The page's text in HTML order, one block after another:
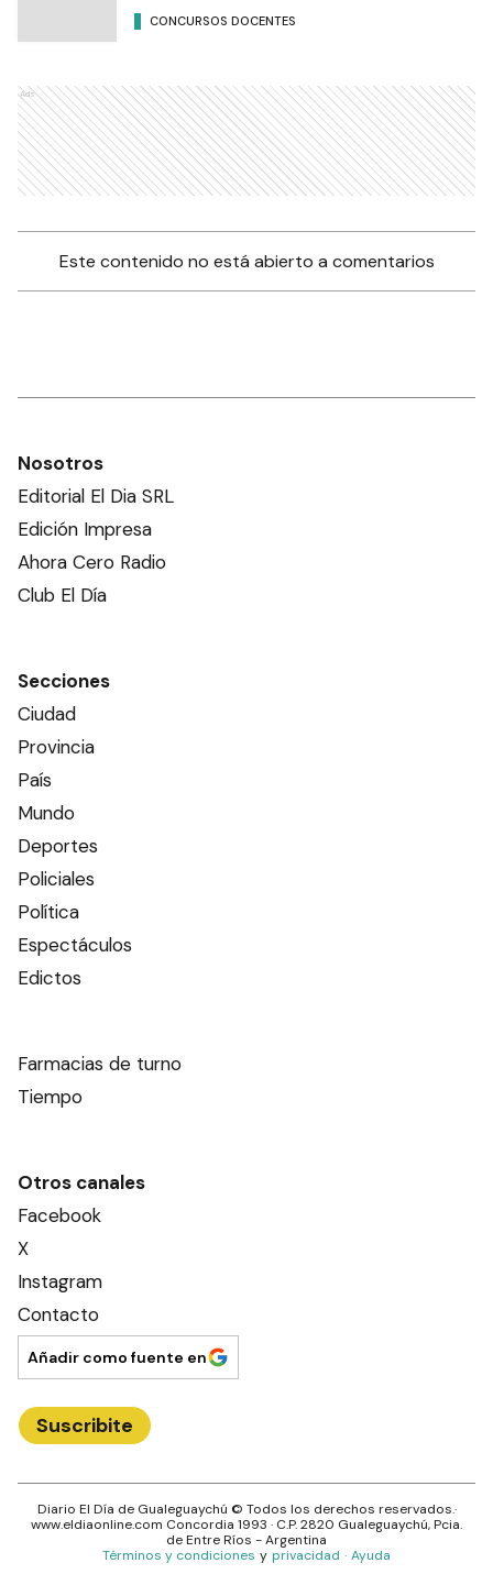
CONCURSOS DOCENTES
Ads
Este contenido no está abierto a comentarios
Nosotros
Editorial El Dia SRL
Edición Impresa
Ahora Cero Radio
Club El Día
Secciones
Ciudad
Provincia
País
Mundo
Deportes
Policiales
Política
Espectáculos
Edictos
Farmacias de turno
Tiempo
Otros canales
Facebook
X
Instagram
Contacto
Añadir como fuente en
Suscribite
Diario El Día de Gualeguaychú © Todos los derechos reservados.·
www.eldiaonline.com Concordia 1993 · C.P.2820 Gualeguaychú, Pcia.
deEntre Ríos - Argentina
Términos y condiciones y privacidad · Ayuda